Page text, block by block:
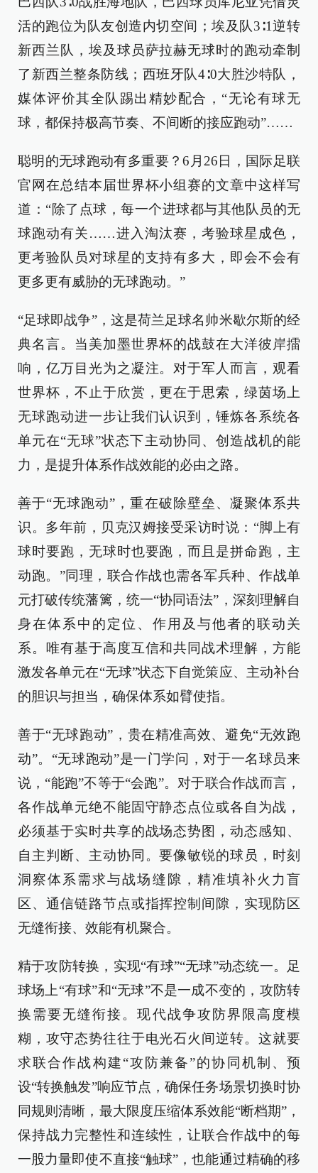
活的跑位为队友创造内切空间；埃及队3∶1逆转
新西兰队，埃及球员萨拉赫无球时的跑动牵制
了新西兰整条防线；西班牙队4∶0大胜沙特队，
媒体评价其全队踢出精妙配合，“无论有球无
球，都保持极高节奏、不间断的接应跑动”……
聪明的无球跑动有多重要？6月26日，国际足联
官网在总结本届世界杯小组赛的文章中这样写
道：“除了点球，每一个进球都与其他队员的无
球跑动有关……进入淘汰赛，考验球星成色，
更考验队员对球星的支持有多大，即会不会有
更多更有威胁的无球跑动。”
“足球即战争”，这是荷兰足球名帅米歇尔斯的经
典名言。当美加墨世界杯的战鼓在大洋彼岸擂
响，亿万目光为之凝注。对于军人而言，观看
世界杯，不止于欣赏，更在于思索，绿茵场上
无球跑动进一步让我们认识到，锤炼各系统各
单元在“无球”状态下主动协同、创造战机的能
力，是提升体系作战效能的必由之路。
善于“无球跑动”，重在破除壁垒、凝聚体系共
识。多年前，贝克汉姆接受采访时说：“脚上有
球时要跑，无球时也要跑，而且是拼命跑，主
动跑。”同理，联合作战也需各军兵种、作战单
元打破传统藩篱，统一“协同语法”，深刻理解自
身在体系中的定位、作用及与他者的联动关
系。唯有基于高度互信和共同战术理解，方能
激发各单元在“无球”状态下自觉策应、主动补台
的胆识与担当，确保体系如臂使指。
善于“无球跑动”，贵在精准高效、避免“无效跑
动”。“无球跑动”是一门学问，对于一名球员来
说，“能跑”不等于“会跑”。对于联合作战而言，
各作战单元绝不能固守静态点位或各自为战，
必须基于实时共享的战场态势图，动态感知、
自主判断、主动协同。要像敏锐的球员，时刻
洞察体系需求与战场缝隙，精准填补火力盲
区、通信链路节点或指挥控制间隙，实现防区
无缝衔接、效能有机聚合。
精于攻防转换，实现“有球”“无球”动态统一。足
球场上“有球”和“无球”不是一成不变的，攻防转
换需要无缝衔接。现代战争攻防界限高度模
糊，攻守态势往往于电光石火间逆转。这就要
求联合作战构建“攻防兼备”的协同机制、预
设“转换触发”响应节点，确保任务场景切换时协
同规则清晰，最大限度压缩体系效能“断档期”，
保持战力完整性和连续性，让联合作战中的每
一股力量即使不直接“触球”，也能通过精确的移